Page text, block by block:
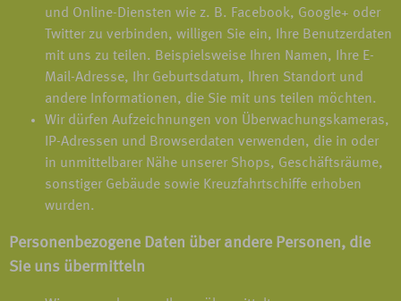
und Online-Diensten wie z. B. Facebook, Google+ oder
Twitter zu verbinden, willigen Sie ein, Ihre Benutzerdaten
mit uns zu teilen. Beispielsweise Ihren Namen, Ihre E-
Mail-Adresse, Ihr Geburtsdatum, Ihren Standort und
andere Informationen, die Sie mit uns teilen möchten.
Wir dürfen Aufzeichnungen von Überwachungskameras,
IP-Adressen und Browserdaten verwenden, die in oder
in unmittelbarer Nähe unserer Shops, Geschäftsräume,
sonstiger Gebäude sowie Kreuzfahrtschiffe erhoben
wurden.
Personenbezogene Daten über andere Personen, die
Sie uns übermitteln